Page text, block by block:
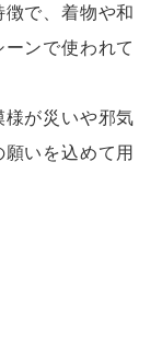
で、着物や和
ンで使われて
が災いや邪気
いを込めて用